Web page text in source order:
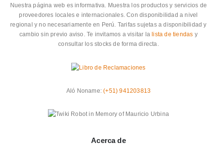
Nuestra página web es informativa. Muestra los productos y servicios de
proveedores locales e internacionales. Con disponibilidad a nivel
regional y no necesariamente en Perú. Tarifas sujetas a disponibilidad y
cambio sin previo aviso. Te invitamos a visitar lalista de tiendas y
consultar los stocks de forma directa.
Aló Noname:(+51) 941203813
Acerca de